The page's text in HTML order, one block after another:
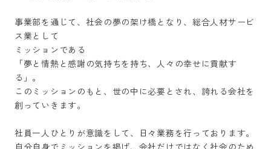
事業部を通じて、社会の夢の架け橋となり、総合人材サービ
ス業として
ミッションである
「夢と情熱と感謝の気持ちを持ち、人々の幸せに貢献す
る」。
このミッションのもと、世の中に必要とされ、誇れる会社を
創っていきます。
社員一人ひとりが意識をして、日々業務を行っております。
自分自身でミッションを掲げ、会社だけではなく社会のため